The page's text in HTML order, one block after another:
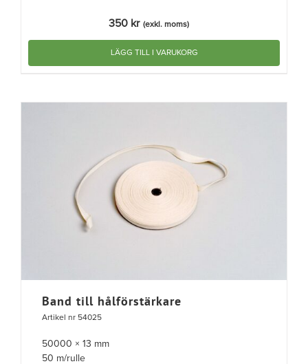
350 kr (exkl. moms)
LÄGG TILL I VARUKORG
Band till hålförstärkare
Artikel nr 54025
50000 × 13 mm
50 m/rulle